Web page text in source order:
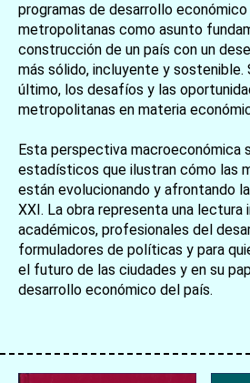
programas de desarrollo económico
metropolitanas como asunto
construcción de un país con un
más sólido, incluyente y sostenible.
último, los desafíos y las
metropolitanas en materia
Esta perspectiva macroeconómica
estadísticos que ilustran cómo las
están evolucionando y afrontando
XXI. La obra representa una lectura
académicos, profesionales del
formuladores de políticas y para
el futuro de las ciudades y en su
desarrollo económico del país.